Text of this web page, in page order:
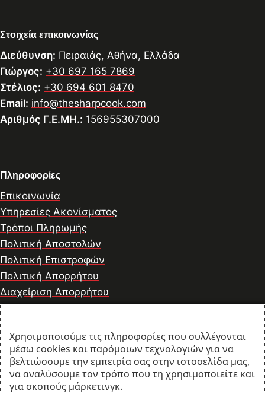
Στοιχεία επικοινωνίας
Διεύθυνση: Πειραιάς, Αθήνα, Ελλάδα
Γιώργος: +30 697 165 7869
Στέλιος: +30 694 601 8470
Email: info@thesharpcook.com
Αριθμός Γ.Ε.ΜΗ.: 156955307000
Πληροφορίες
Επικοινωνία
Υπηρεσίες Ακονίσματος
Τρόποι Πληρωμής
Πολιτική Αποστολών
Πολιτική Επιστροφών
Πολιτική Απορρήτου
Διαχείριση Απορρήτου
© 2026 thesharpcook.com | Design & Hosting by
w3specialists.com
Χρησιμοποιούμε τις πληροφορίες που συλλέγονται
μέσω cookies και παρόμοιων τεχνολογιών για να
βελτιώσουμε την εμπειρία σας στην ιστοσελίδα μας,
να αναλύσουμε τον τρόπο που τη χρησιμοποιείτε και
για σκοπούς μάρκετινγκ.